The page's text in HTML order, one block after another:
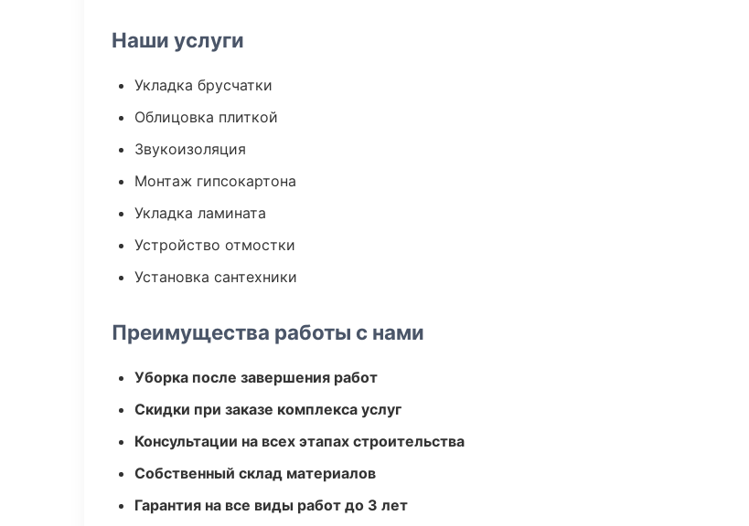
Наши услуги
Укладка брусчатки
Облицовка плиткой
Звукоизоляция
Монтаж гипсокартона
Укладка ламината
Устройство отмостки
Установка сантехники
Преимущества работы с нами
Уборка после завершения работ
Скидки при заказе комплекса услуг
Консультации на всех этапах строительства
Собственный склад материалов
Гарантия на все виды работ до 3 лет